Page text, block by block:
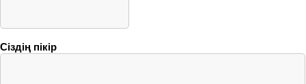
Сіздің пікір